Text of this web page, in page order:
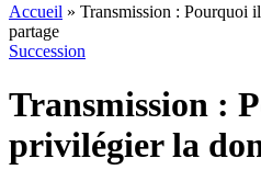
Accueil » Transmission : Pourquoi
partage
Succession
Transmission :
privilégier la